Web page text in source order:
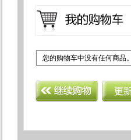
您的购物车中没有任何商品。